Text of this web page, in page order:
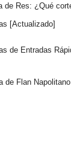
de Res: ¿Qué
[Actualizado]
de Entradas
de Flan